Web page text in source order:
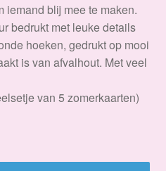
iemand blij mee te maken.
bedrukt met leuke details
hoeken, gedrukt op mooi
is van afvalhout. Met veel
van 5 zomerkaarten)